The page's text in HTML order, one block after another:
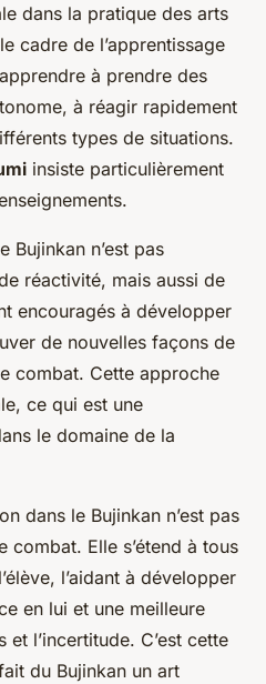
dans la pratique des arts
cadre de l’apprentissage
à prendre des
à réagir rapidement
types de situations.
insiste particulièrement
Bujinkan n’est pas
réactivité, mais aussi de
encouragés à développer
de nouvelles façons de
combat. Cette approche
ce qui est une
le domaine de la
dans le Bujinkan n’est pas
combat. Elle s’étend à tous
l’aidant à développer
en lui et une meilleure
l’incertitude. C’est cette
du Bujinkan un art